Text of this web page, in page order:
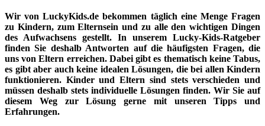
Wir von LuckyKids.de bekommen täglich eine Menge Fragen
zu Kindern, zum Elternsein und zu alle den wichtigen Dingen
des Aufwachsens gestellt. In unserem Lucky-Kids-Ratgeber
finden Sie deshalb Antworten auf die häufigsten Fragen, die
uns von Eltern erreichen. Dabei gibt es thematisch keine Tabus,
es gibt aber auch keine idealen Lösungen, die bei allen Kindern
funktionieren. Kinder und Eltern sind stets verschieden und
müssen deshalb stets individuelle Lösungen finden. Wir Sie auf
diesem Weg zur Lösung gerne mit unseren Tipps und
Erfahrungen.